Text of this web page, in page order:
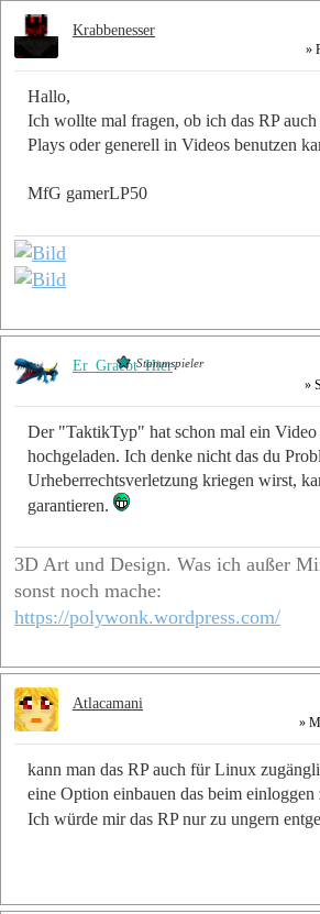
»
Hallo,
Ich wollte mal fragen, ob ich das RP
Plays oder generell in Videos benutzen
MfG gamerLP50
Krabbenesser
»
Der "TaktikTyp" hat schon mal ein Video
hochgeladen. Ich denke nicht das du
Urheberrechtsverletzung kriegen wirst,
garantieren.
3D Art und Design. Was ich außer
sonst noch mache:
https://polywonk.wordpress.com/
Er_Graebt_Hier
Stammspieler
»
kann man das RP auch für Linux
eine Option einbauen das beim
Ich würde mir das RP nur zu ungern
Atlacamani